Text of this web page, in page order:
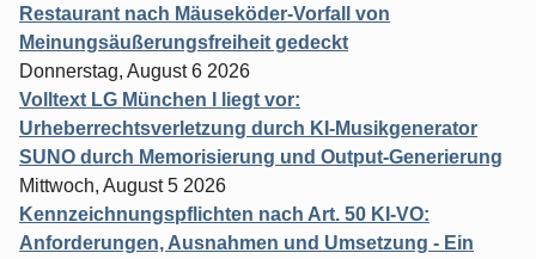
Restaurant nach Mäuseköder-Vorfall von
Meinungsäußerungsfreiheit gedeckt
Donnerstag, August 6 2026
Volltext LG München I liegt vor:
Urheberrechtsverletzung durch KI-Musikgenerator
SUNO durch Memorisierung und Output-Generierung
Mittwoch, August 5 2026
Kennzeichnungspflichten nach Art. 50 KI-VO:
Anforderungen, Ausnahmen und Umsetzung - Ein